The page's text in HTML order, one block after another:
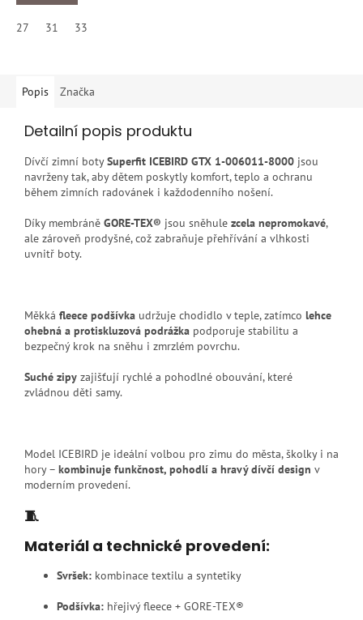
27 31 33
Popis Značka
Detailní popis produktu
Dívčí zimní botySuperfit ICEBIRD GTX 1-006011-8000 jsou
navrženy tak, aby dětem poskytly komfort, teplo a ochranu
během zimních radovánek i každodenního nošení.
Díky membráně GORE-TEX® jsou sněhule zcela nepromokavé,
ale zároveň prodyšné, což zabraňuje přehřívání a vlhkosti
uvnitř boty.
Měkká fleece podšívka udržuje chodidlo v teple, zatímco lehce
ohebná a protiskluzová podrážka podporuje stabilitu a
bezpečný krok na sněhu i zmrzlém povrchu.
Suché zipy zajišťují rychlé a pohodlné obouvání, které
zvládnou děti samy.
Model ICEBIRD je ideální volbou pro zimu do města, školky i na
hory – kombinuje funkčnost, pohodlí a hravý dívčí design v
moderním provedení.
🧵
Materiál a technické provedení:
Svršek: kombinace textilu a syntetiky
Podšívka: hřejivý fleece + GORE-TEX®